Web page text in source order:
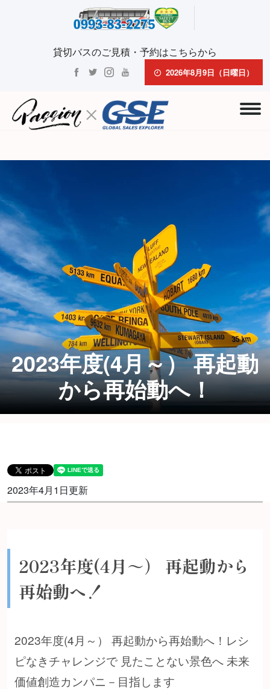
貸切バスのご見積・予約はこちらから
2026年8月9日（日曜日）
2023年度(4月～） 再起動
から再始動へ！
2023年4月1日更新
2023年度(4月～） 再起動から
再始動へ！
2023年度(4月～） 再起動から再始動へ！レシ
ピなきチャレンジで 見たことない景色へ 未来
価値創造カンパニ－目指します